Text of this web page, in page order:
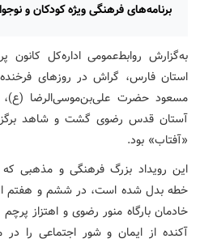
برنامه‌های فرهنگی ویژه کودکان و
به‌گزارش روابط‌عمومی اداره‌کل کانون
استان فارس، گراش در روزهای
مسعود حضرت علی‌بن‌موسی‌الرضا (ع)،
آستان قدس رضوی گشت و شاهد
«آفتاب» بود.
این رویداد بزرگ فرهنگی و مذهبی
خادمان بارگاه منور رضوی و اهتزاز
آکنده از ایمان و شور اجتماعی را در